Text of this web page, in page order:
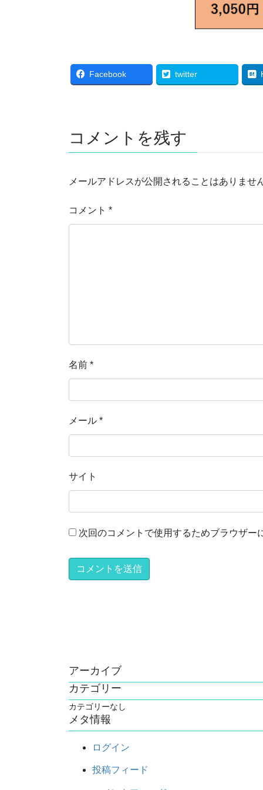
Facebook twitter
コメントを残す
メールアドレスが公開されることはありませ
コメント *
名前 *
メール *
サイト
次回のコメントで使用するためブラウザ
アーカイブ
カテゴリー
カテゴリーなし
メタ情報
ログイン
投稿フィード